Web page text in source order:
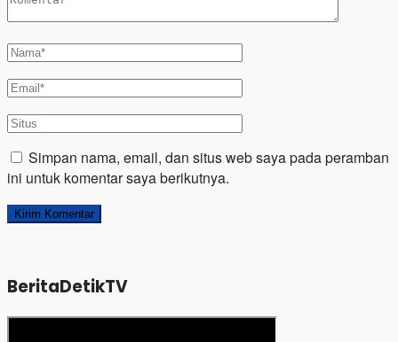
Simpan nama, email, dan situs web saya pada peramban
ini untuk komentar saya berikutnya.
BeritaDetikTV